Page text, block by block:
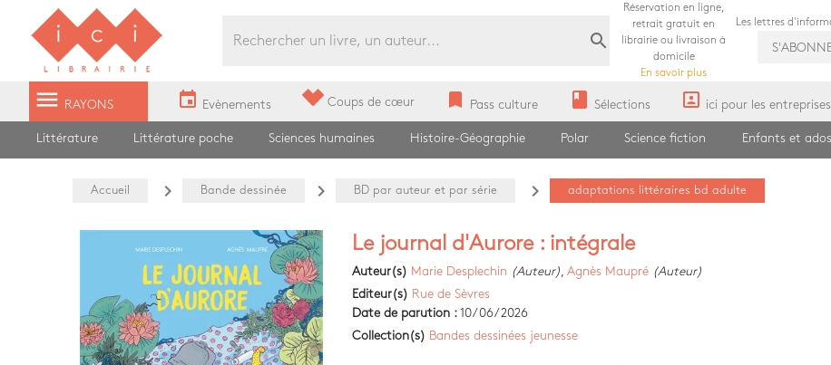
Librairie Ici Grands Boulevards
search
Réservation en ligne,
retrait gratuit en
librairie ou livraison à
domicile
En savoir plus
Les lettres
menu RAYONS event Evènements Coups de cœur bookmark Pass culture book Sélections portrait ici pour les entreprises
Littérature Littérature poche Sciences humaines Histoire-Géographie Polar Science fiction Enfants et ados
Accueil navigate_next Bande dessinée navigate_next BD par auteur et par série navigate_next adaptations littéraires bd adulte
Le journal d'Aurore : intégrale
Auteur(s) Marie Desplechin (Auteur) Agnès Maupré (Auteur)
Editeur(s) Rue de Sèvres
Date de parution : 10/06/2026
Collection(s) Bandes dessinées jeunesse